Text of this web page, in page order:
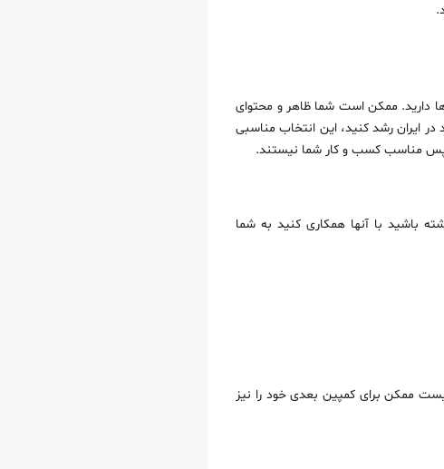
دارید. ممکن است شما ظاهر و محتوای
و شما سعی دارید در ایران رشد کنید، این انتخاب مناسبی
باشید با آنها همکاری کنید به شما
لیست ممکن برای کمپین بعدی خود را نیز